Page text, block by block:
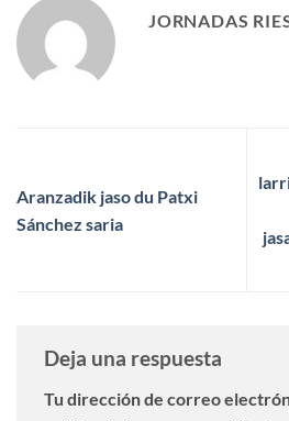
JORNADAS
Aranzadik jaso du Patxi
Sánchez saria
Deja una respuesta
Tu dirección de correo